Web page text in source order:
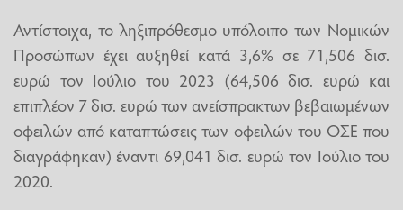
Αντίστοιχα, το ληξιπρόθεσμο υπόλοιπο των Νομικών
Προσώπων έχει αυξηθεί κατά 3,6% σε 71,506 δισ.
ευρώ τον Ιούλιο του 2023 (64,506 δισ. ευρώ και
επιπλέον 7 δισ. ευρώ των ανείσπρακτων βεβαιωμένων
οφειλών από καταπτώσεις των οφειλών του ΟΣΕ που
διαγράφηκαν) έναντι 69,041 δισ. ευρώ τον Ιούλιο του
2020.